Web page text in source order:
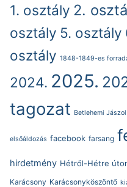
1. osztály 2.
osztály 5. osztály
osztály 1848-1849-es
2024. 2025.
tagozat Betlehemi
elsőáldozás facebook farsang
hirdetmény Hétről-Hétre
Karácsony Karácsonyköszöntő